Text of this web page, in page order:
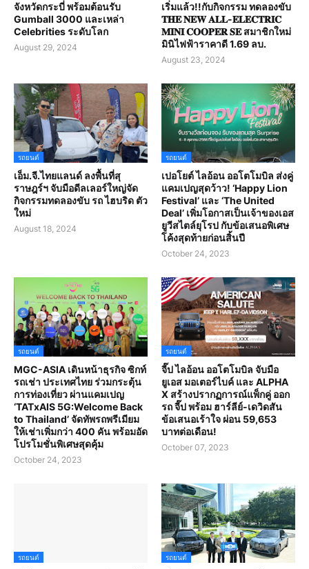
จังหวัดกระบี่ พร้อมต้อนรับ
Gumball 3000 และเหล่า
Celebrities ระดับโลก
August 29, 2024
เริ่มแล้ว!!กับกิจกรรม ทดลองขับ
𝐓𝐇𝐄 𝐍𝐄𝐖 𝐀𝐋𝐋-𝐄𝐋𝐄𝐂𝐓𝐑𝐈𝐂
𝐌𝐈𝐍𝐈 𝐂𝐎𝐎𝐏𝐄𝐑 𝐒𝐄 สมาชิกใหม่
มินิไฟฟ้าราคาดี 1.69 ลบ.
August 23, 2024
รถยนต์
เอ็ม.จี.ไทยแลนด์ ลงพื้นที่สุ
ราษฎร์ฯ จับมือดีลเลอร์ใหญ่จัด
กิจกรรมทดลองขับ รถ ไฮบริด ตัว
ใหม่
August 18, 2024
รถยนต์
เปอโยต์ ไลอ้อน ออโตโมบิล ส่งคู่
แคมเปญสุดว้าว! ‘Happy Lion
Festival’ และ ‘The United
Deal’ เพิ่มโอกาสเป็นเจ้าของเอส
ยูวีสไตล์ยุโรป กับข้อเสนอพิเศษ
โค้งสุดท้ายก่อนสิ้นปี
October 24, 2023
รถยนต์
MGC-ASIA เดินหน้าธุรกิจ ซิกท์
รถเช่า ประเทศไทย ร่วมกระตุ้น
การท่องเที่ยว ผ่านแคมเปญ
‘TATxAIS 5G:Welcome Back
to Thailand’ จัดทัพรถพรีเมียม
ให้เช่าเพิ่มกว่า 400 คัน พร้อมอัด
โปรโมชั่นพิเศษสุดคุ้ม
October 24, 2023
รถยนต์
จี๊ป ไลอ้อน ออโตโมบิล จับมือ
ยูเอส มอเตอร์ไบค์ และ ALPHA
X สร้างปรากฏการณ์แพ็กคู่ ออก
รถ จี๊ป พร้อม ฮาร์ลีย์-เดวิดสัน
ข้อเสนอเร้าใจ ผ่อน 59,653
บาทต่อเดือน!
October 07, 2023
รถยนต์ รถยนต์